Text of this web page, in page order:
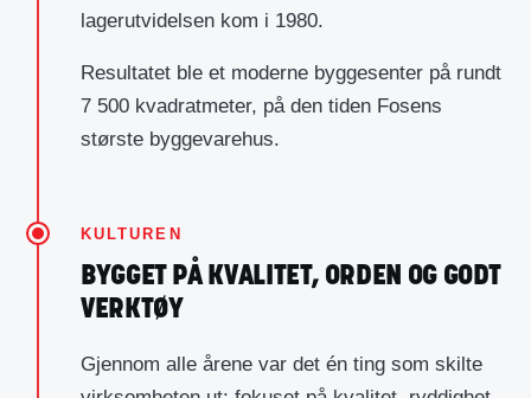
lagerutvidelsen kom i 1980.
Resultatet ble et moderne byggesenter på rundt
7 500 kvadratmeter, på den tiden Fosens
største byggevarehus.
KULTUREN
BYGGET PÅ KVALITET, ORDEN OG GODT
VERKTØY
Gjennom alle årene var det én ting som skilte